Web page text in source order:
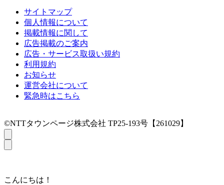
サイトマップ
個人情報について
掲載情報に関して
広告掲載のご案内
広告・サービス取扱い規約
利用規約
お知らせ
運営会社について
緊急時はこちら
©NTTタウンページ株式会社 TP25-193号【261029】
こんにちは！